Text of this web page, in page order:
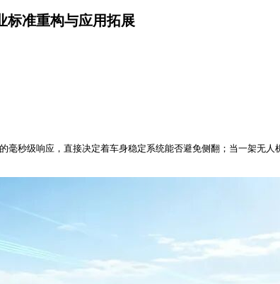
标准重构与应用拓展
秒级响应，直接决定着车身稳定系统能否避免侧翻；当一架无